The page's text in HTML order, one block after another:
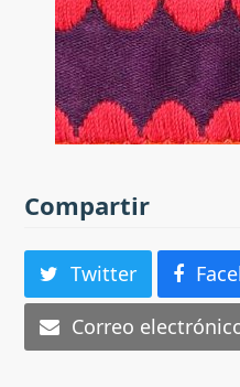
Compartir
Twitter
Correo